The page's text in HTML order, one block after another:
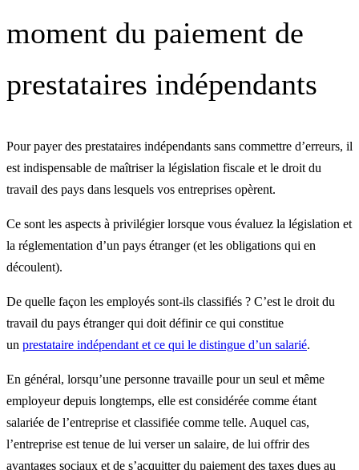
moment du paiement de
prestataires indépendants
Pour payer des prestataires indépendants sans commettre d’erreurs, il
est indispensable de maîtriser la législation fiscale et le droit du
travail des pays dans lesquels vos entreprises opèrent.
Ce sont les aspects à privilégier lorsque vous évaluez la législation et
la réglementation d’un pays étranger (et les obligations qui en
découlent).
De quelle façon les employés sont-ils classifiés ? C’est le droit du
travail du pays étranger qui doit définir ce qui constitue
un prestataire indépendant et ce qui le distingue d’un salarié.
En général, lorsqu’une personne travaille pour un seul et même
employeur depuis longtemps, elle est considérée comme étant
salariée de l’entreprise et classifiée comme telle. Auquel cas,
l’entreprise est tenue de lui verser un salaire, de lui offrir des
avantages sociaux et de s’acquitter du paiement des taxes dues au